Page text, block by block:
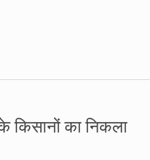
किसानों का निकला